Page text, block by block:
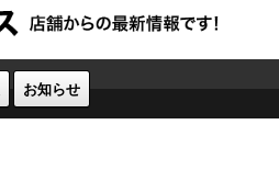
お知らせ